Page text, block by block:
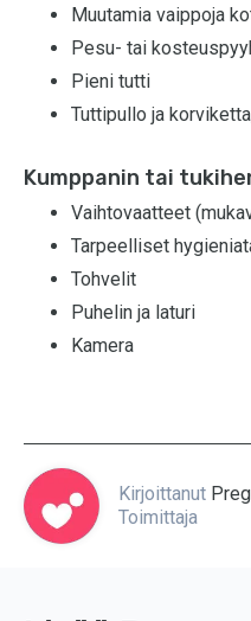
Muutamia vaippoja
Pesu- tai
Pieni tutti
Tuttipullo ja
Kumppanin tai
Vaihtovaatteet
Tarpeelliset
Tohvelit
Puhelin ja laturi
Kamera
Kirjoittanut
Toimittaja